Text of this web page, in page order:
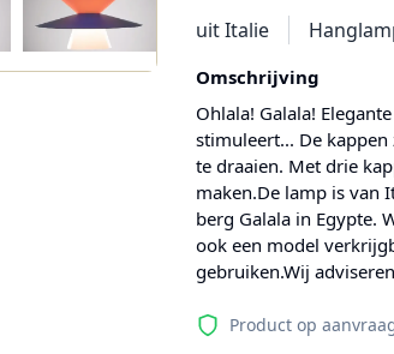
uit Italie
Omschrijving
Ohlala! Galala!
stimuleert... De
te draaien. Met drie
maken.De lamp is van
berg Galala in Egypte.
ook een model
gebruiken.Wij
Product op